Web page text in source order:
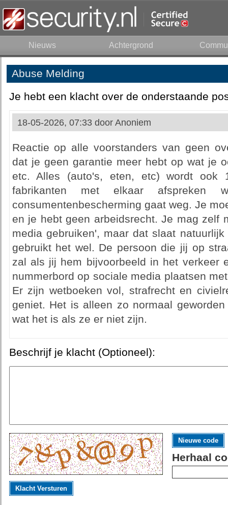
Nieuws Achtergrond
Abuse Melding
Je hebt een klacht over de onderstaande
18-05-2026, 07:33 door Anoniem
Reactie op alle voorstanders van geen
dat je geen garantie meer hebt op wat je
etc. Alles (auto's, eten, etc) wordt
fabrikanten met elkaar
consumentenbescherming gaat weg. Je
en je hebt geen arbeidsrecht. Je mag zelf
media gebruiken', maar dat slaat
gebruikt het wel. De persoon die jij op
zal als jij hem bijvoorbeeld in het verkeer
nummerbord op sociale media plaatsen
Er zijn wetboeken vol, strafrecht en
geniet. Het is alleen zo normaal
wat het is als ze er niet zijn.
Beschrijf je klacht (Optioneel):
Nieuwe code
Herhaal
Klacht Versturen